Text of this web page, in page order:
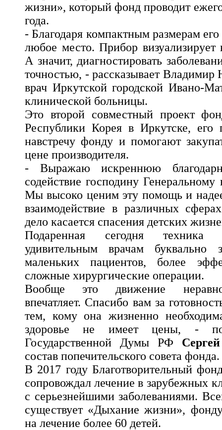
жизни», который фонд проводит
года.
- Благодаря компактным размерам
любое место. Прибор визуализирует
А значит, диагностировать
точностью, - рассказывает Владимир
врач Иркутской городской Ивано-
клинической больницы.
Это второй совместный проект
Республики Корея в Иркутске, его
навстречу фонду и помогают
цене производителя.
- Выражаю искреннюю
содействие господину
Мы высоко ценим эту помощь и
взаимодействие в различных
дело касается спасения детских
Подаренная сегодня техника
удивительным врачам буквально
маленьких пациентов, более
сложные хирургические операции.
Вообще это движение
впечатляет. Спасибо вам за
тем, кому она жизненно
здоровье не имеет цены, -
Государственной Думы РФ
состав попечительского совета фонда.
В 2017 году Благотворительный
сопровождал лечение в зарубежных
с серьезнейшими заболеваниями.
существует «Дыхание жизни»,
на лечение более 60 детей.